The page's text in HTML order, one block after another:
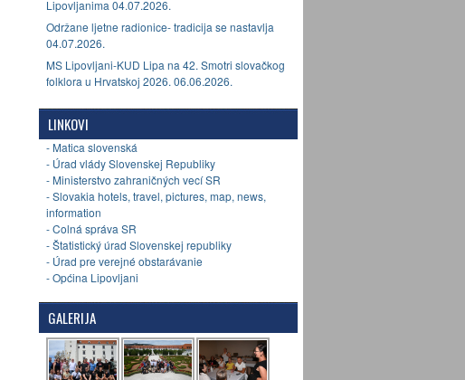
Lipovljanima 04.07.2026.
Održane ljetne radionice- tradicija se nastavlja
04.07.2026.
MS Lipovljani-KUD Lipa na 42. Smotri slovačkog
folklora u Hrvatskoj 2026. 06.06.2026.
LINKOVI
- Matica slovenská
- Úrad vlády Slovenskej Republiky
- Ministerstvo zahraničných vecí SR
- Slovakia hotels, travel, pictures, map, news,
information
- Colná správa SR
- Štatistický úrad Slovenskej republiky
- Úrad pre verejné obstarávanie
- Općina Lipovljani
GALERIJA